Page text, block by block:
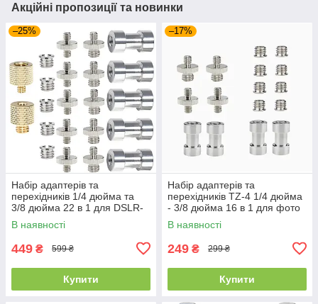
Акційні пропозиції та новинки
–25%
Набір адаптерів та
перехідників 1/4 дюйма та
3/8 дюйма 22 в 1 для DSLR-
камери/штативу/моноподу/
кульової головки
В наявності
449 ₴ 599 ₴
Купити
–17%
Набір адаптерів та
перехідників TZ-4 1/4 дюйма
- 3/8 дюйма 16 в 1 для фото
та відео аксесуарів
В наявності
249 ₴ 299 ₴
Купити